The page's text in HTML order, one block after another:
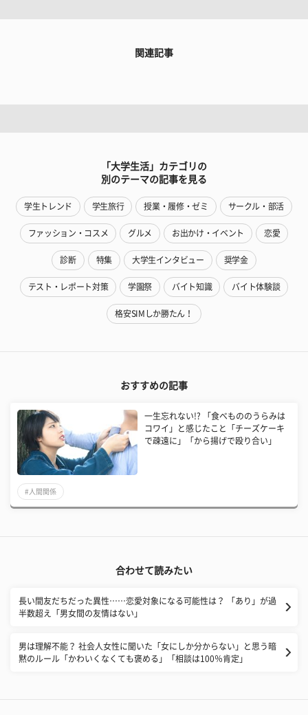
関連記事
「大学生活」カテゴリの
別のテーマの記事を見る
学生トレンド 学生旅行 授業・履修・ゼミ サークル・部活
ファッション・コスメ グルメ お出かけ・イベント 恋愛
診断 特集 大学生インタビュー 奨学金
テスト・レポート対策 学園祭 バイト知識 バイト体験談
格安SIMしか勝たん！
おすすめの記事
一生忘れない!? 「食べもののうらみは
コワイ」と感じたこと「チーズケーキ
で疎遠に」「から揚げで殴り合い」
#人間関係
合わせて読みたい
長い間友だちだった異性……恋愛対象になる可能性は？ 「あり」が過
半数超え「男女間の友情はない」
​男は理解不能？ 社会人女性に聞いた「女にしか分からない」と思う暗
黙のルール「かわいくなくても褒める」「相談は100％肯定」